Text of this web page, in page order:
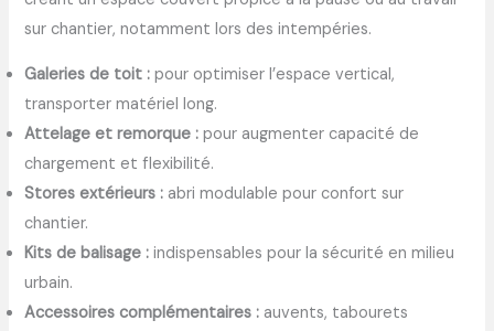
sur chantier, notamment lors des intempéries.
Galeries de toit : pour optimiser l’espace vertical,
transporter matériel long.
Attelage et remorque : pour augmenter capacité de
chargement et flexibilité.
Stores extérieurs : abri modulable pour confort sur
chantier.
Kits de balisage : indispensables pour la sécurité en milieu
urbain.
Accessoires complémentaires : auvents, tabourets